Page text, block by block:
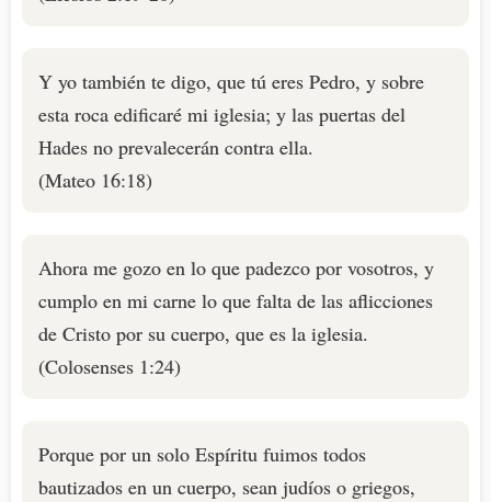
Y yo también te digo, que tú eres Pedro, y sobre
esta roca edificaré mi iglesia; y las puertas del
Hades no prevalecerán contra ella.
(Mateo 16:18)
Ahora me gozo en lo que padezco por vosotros, y
cumplo en mi carne lo que falta de las aflicciones
de Cristo por su cuerpo, que es la iglesia.
(Colosenses 1:24)
Porque por un solo Espíritu fuimos todos
bautizados en un cuerpo, sean judíos o griegos,